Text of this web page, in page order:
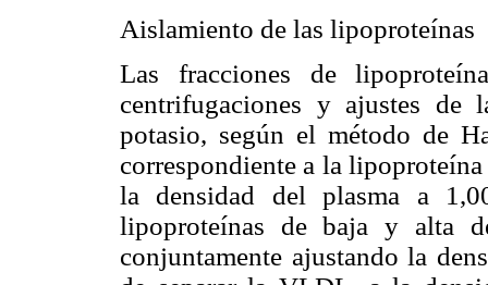
Aislamiento de las lipoproteínas
Las fracciones de
centrifugaciones y ajustes de
potasio, según el método de
correspondiente a la
la densidad del plasma a
lipoproteínas de baja y alta
conjuntamente ajustando la